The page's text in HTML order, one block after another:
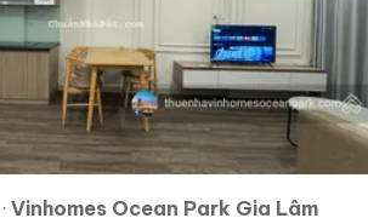
· Vinhomes Ocean Park Gia Lâm